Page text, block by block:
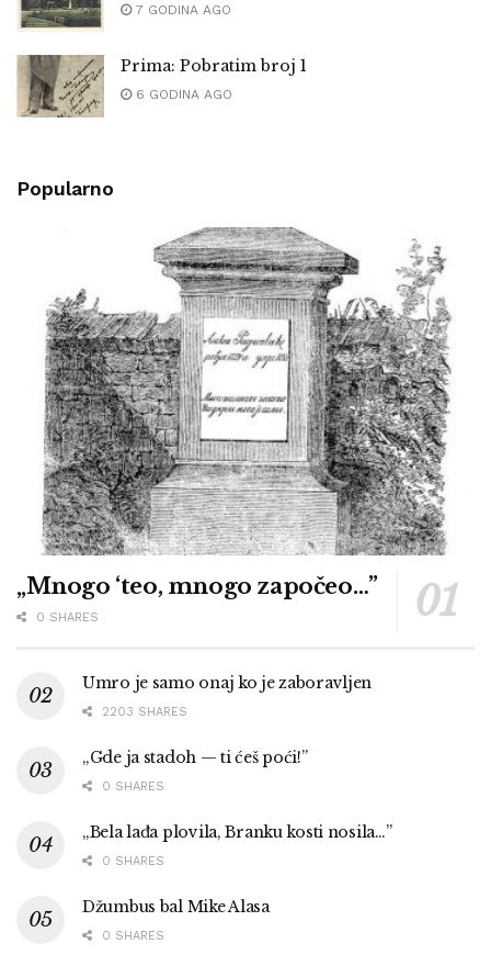
7 GODINA AGO
Prima: Pobratim broj 1
6 GODINA AGO
Popularno
„Mnogo ‘teo, mnogo započeo…”
0 SHARES
Umro je samo onaj ko je zaboravljen
2203 SHARES
„Gde ja stadoh — ti ćeš poći!”
0 SHARES
„Bela lađa plovila, Branku kosti nosila…”
0 SHARES
Džumbus bal Mike Alasa
0 SHARES